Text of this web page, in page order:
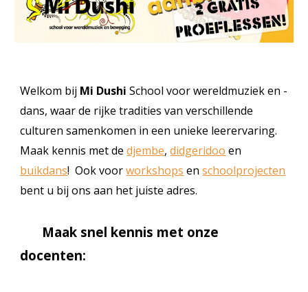
Welkom bij Mi Dushi School voor wereldmuziek en -
dans, waar de rijke tradities van verschillende
culturen samenkomen in een unieke leerervaring.
Maak kennis met dedjembe,didgeridoo en
buikdans! Ook voorworkshops enschoolprojecten
bent u bij ons aan het juiste adres.
Maak snel kennis met onze
docenten: